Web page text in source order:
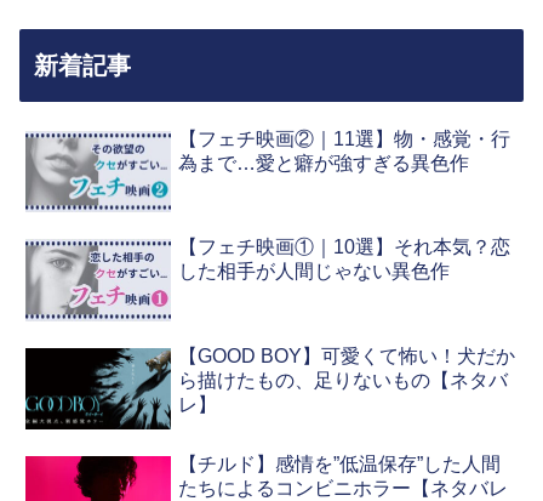
新着記事
【フェチ映画②｜11選】物・感覚・行
為まで…愛と癖が強すぎる異色作
【フェチ映画①｜10選】それ本気？恋
した相手が人間じゃない異色作
【GOOD BOY】可愛くて怖い！犬だか
ら描けたもの、足りないもの【ネタバ
レ】
【チルド】感情を”低温保存”した人間
たちによるコンビニホラー【ネタバレ